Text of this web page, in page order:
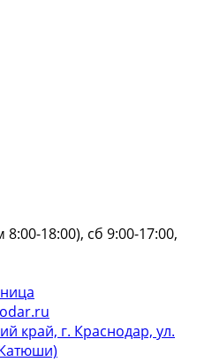
18:00), сб 9:00-17:00,
край, г. Краснодар, ул.